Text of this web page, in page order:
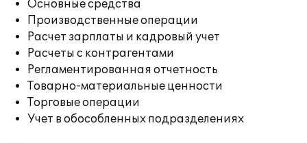
Основные средства
Производственные операции
Расчет зарплаты и кадровый учет
Расчеты с контрагентами
Регламентированная отчетность
Товарно-материальные ценности
Торговые операции
Учет в обособленных подразделениях